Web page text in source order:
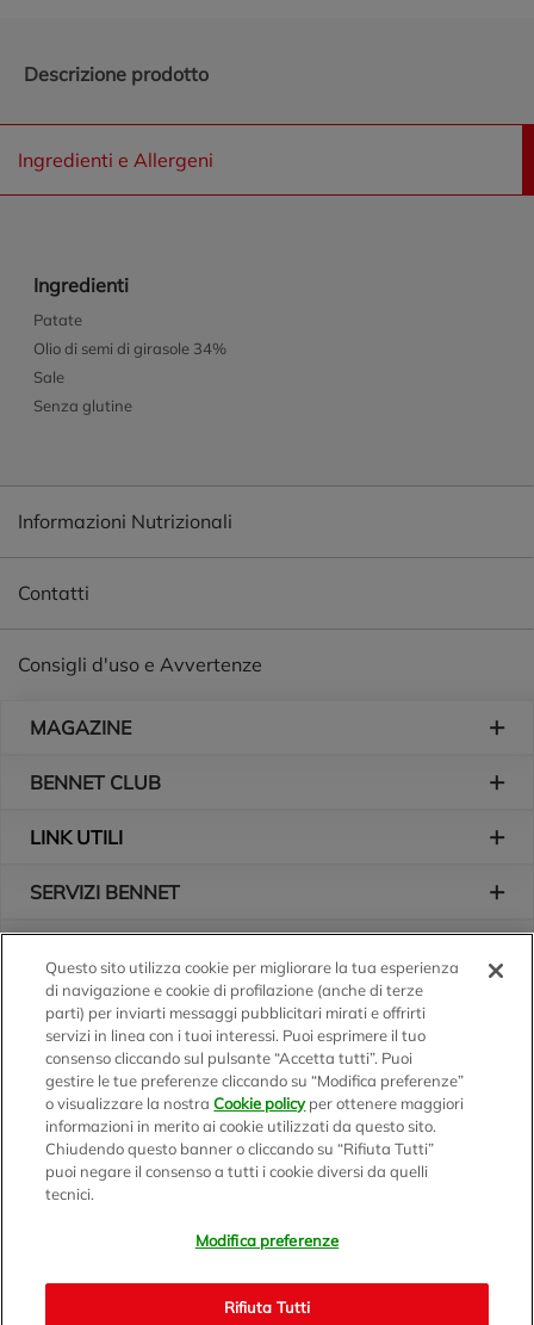
Descrizione prodotto
Ingredienti e Allergeni
Ingredienti
Patate
Olio di semi di girasole 34%
Sale
Senza glutine
Informazioni Nutrizionali
Contatti
Consigli d'uso e Avvertenze
MAGAZINE
BENNET CLUB
LINK UTILI
SERVIZI BENNET
Logo Bennet
Seguici sui nostri canali
Scarica l'app
Sede Amministrativa e Commerciale: Via Enzo Ratti, 2 - 22070
Questo sito utilizza cookie per migliorare la tua esperienza
di navigazione e cookie di profilazione (anche di terze
parti) per inviarti messaggi pubblicitari mirati e offrirti
servizi in linea con i tuoi interessi. Puoi esprimere il tuo
consenso cliccando sul pulsante “Accetta tutti”. Puoi
gestire le tue preferenze cliccando su “Modifica preferenze”
o visualizzare la nostraCookie policyper ottenere maggiori
informazioni in merito ai cookie utilizzati da questo sito.
Chiudendo questo banner o cliccando su “Rifiuta Tutti”
puoi negare il consenso a tutti i cookie diversi da quelli
tecnici.
Modifica preferenze
Rifiuta Tutti